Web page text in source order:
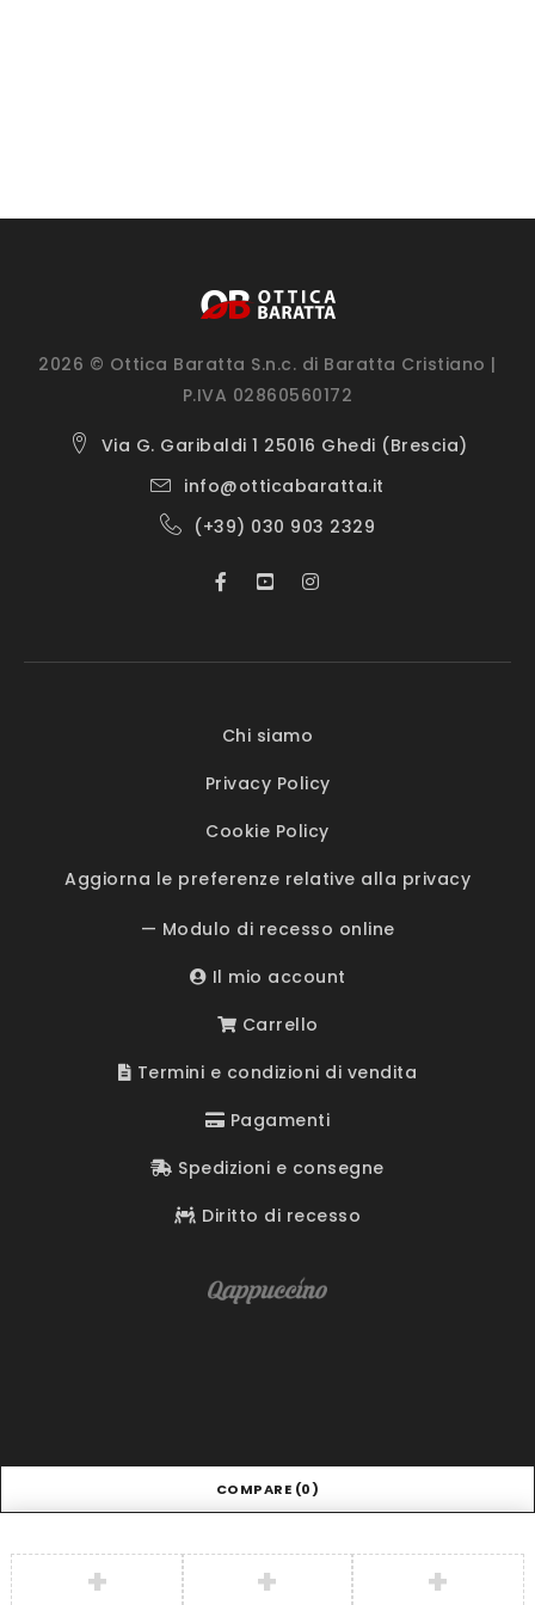
2026 © Ottica Baratta S.n.c. di Baratta Cristiano |
P.IVA 02860560172
Via G. Garibaldi 1 25016 Ghedi (Brescia)
info@otticabaratta.it
(+39) 030 903 2329
Chi siamo
Privacy Policy
Cookie Policy
Aggiorna le preferenze relative alla privacy
— Modulo di recesso online
Il mio account
Carrello
Termini e condizioni di vendita
Pagamenti
Spedizioni e consegne
Diritto di recesso
COMPARE (0)